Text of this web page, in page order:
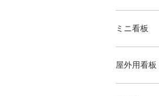
ミニ看板
屋外用看板